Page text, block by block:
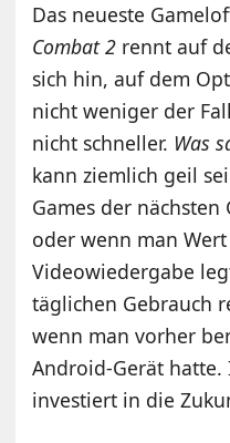
Das neueste
Combat 2 rennt auf
sich hin, auf dem
nicht weniger der
nicht schneller. Was
kann ziemlich geil
Games der
oder wenn man
Videowiedergabe
täglichen Gebrauch
wenn man vorher
Android-Gerät hatte.
investiert in die